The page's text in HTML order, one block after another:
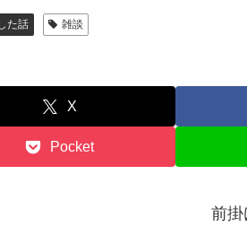
た話 雑談
X
Pocket
前掛